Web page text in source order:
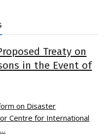
Treaty on
in the Event of
on Disaster
Centre for International